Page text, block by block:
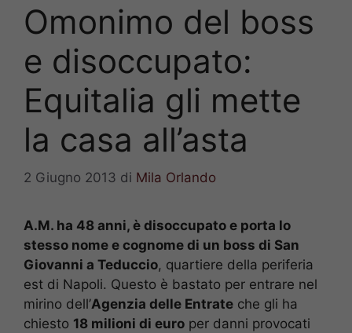
Omonimo del boss
e disoccupato:
Equitalia gli mette
la casa all’asta
2 Giugno 2013 di Mila Orlando
A.M. ha 48 anni, è disoccupato e porta lo
stesso nome e cognome di un boss di San
Giovanni a Teduccio, quartiere della periferia
est di Napoli. Questo è bastato per entrare nel
mirino dell’Agenzia delle Entrate che gli ha
chiesto 18 milioni di euro per danni provocati